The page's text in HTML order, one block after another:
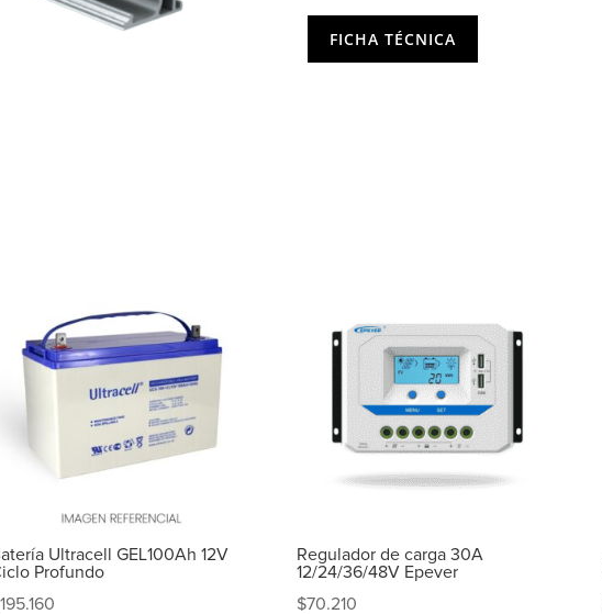
FICHA TÉCNICA
Ultracell GEL100Ah 12V
Profundo
195.160
Regulador de carga 30A
12/24/36/48V Epever
$70.210